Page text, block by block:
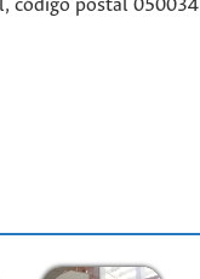
código postal